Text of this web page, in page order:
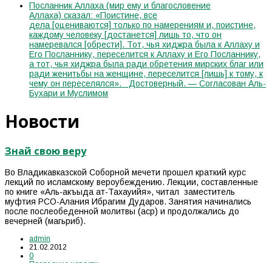
Посланник Аллаха (мир ему и благословение
Аллаха) сказал: «Поистине, все
дела [оцениваются] только по намерениям и, поистине,
каждому человеку [достанется] лишь то, что он
намеревался [обрести]. Тот, чья хиджра была к Аллаху и
Его Посланнику, переселится к Аллаху и Его Посланнику,
а тот, чья хиджра была ради обретения мирских благ или
ради женитьбы на женщине, переселится [лишь] к тому, к
чему он переселялся». Достоверный. — Согласован Аль-
Бухари и Муслимом
Новости
Знай свою веру
Во Владикавказской Соборной мечети прошел краткий курс
лекций по исламскому вероубеждению. Лекции, составленные
по книге «Аль-акъыда ат-Тахауийя», читал заместитель
муфтия РСО-Алания Ибрагим Дударов. Занятия начинались
после послеобеденной молитвы (аср) и продолжались до
вечерней (магьриб).
admin
21.02.2012
0